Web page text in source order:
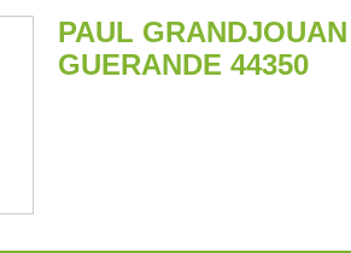
PAUL
GUERANDE 44350